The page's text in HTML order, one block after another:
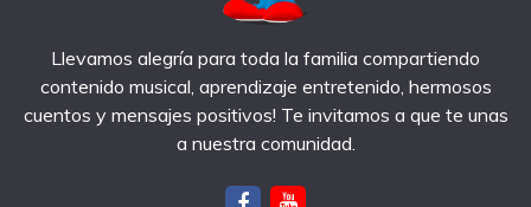
Llevamos alegría para toda la familia compartiendo
contenido musical, aprendizaje entretenido, hermosos
cuentos y mensajes positivos! Te invitamos a que te unas
a nuestra comunidad.